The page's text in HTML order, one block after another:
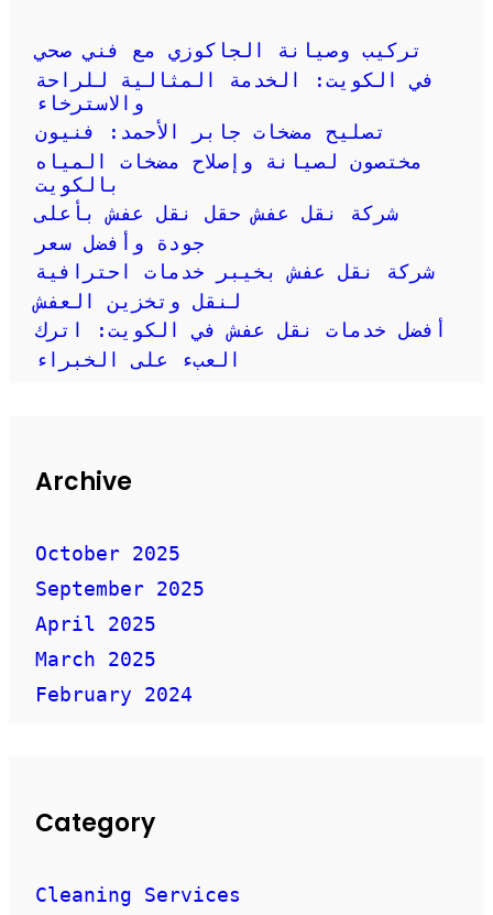
تركيب وصيانة الجاكوزي مع فني صحي
في الكويت: الخدمة المثالية للراحة
والاسترخاء
تصليح مضخات جابر الأحمد: فنيون
مختصون لصيانة وإصلاح مضخات المياه
بالكويت
شركة نقل عفش حقل نقل عفش بأعلى
جودة وأفضل سعر
شركة نقل عفش بخيبر خدمات احترافية
أفضل خدمات نقل عفش في الكويت: اترك
العبء على الخبراء
Archive
October 2025
September 2025
April 2025
March 2025
February 2024
Category
Cleaning Services